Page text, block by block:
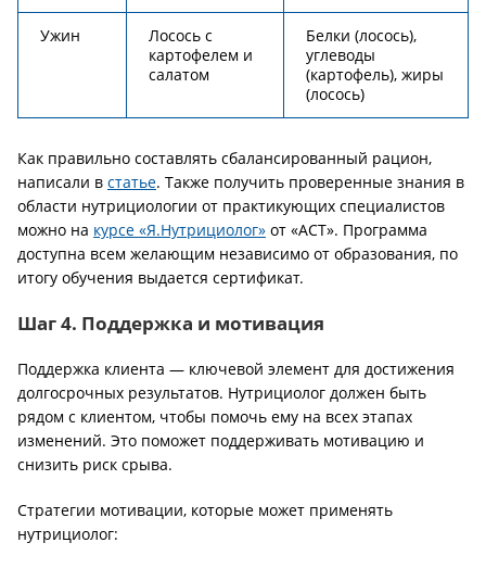
Ужин
Лосось с
картофелем и
салатом
Белки (лосось),
углеводы
(картофель), жиры
(лосось)
Как правильно составлять сбалансированный рацион,
написали в статье. Также получить проверенные знания в
области нутрициологии от практикующих специалистов
можно на курсе «Я.Нутрициолог» от «АСТ». Программа
доступна всем желающим независимо от образования, по
итогу обучения выдается сертификат.
Шаг 4. Поддержка и мотивация
Поддержка клиента — ключевой элемент для достижения
долгосрочных результатов. Нутрициолог должен быть
рядом с клиентом, чтобы помочь ему на всех этапах
изменений. Это поможет поддерживать мотивацию и
снизить риск срыва.
Стратегии мотивации, которые может применять
нутрициолог: